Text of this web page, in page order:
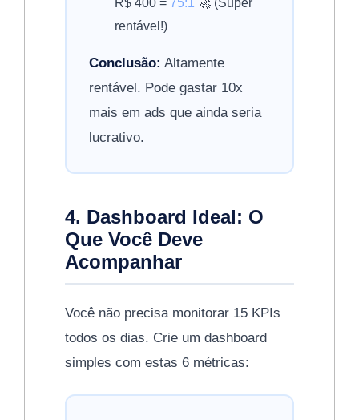
R$ 400 = 75:1 🚀 (Super
rentável!)
Conclusão: Altamente
rentável. Pode gastar 10x
mais em ads que ainda seria
lucrativo.
4. Dashboard Ideal: O
Que Você Deve
Acompanhar
Você não precisa monitorar 15 KPIs
todos os dias. Crie um dashboard
simples com estas 6 métricas: